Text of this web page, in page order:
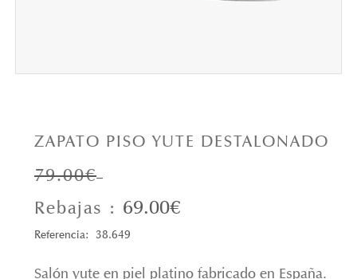
ZAPATO PISO YUTE DESTALONADO
79.00€
Rebajas : 69.00€
Referencia: 38.649
Salón yute en piel platino fabricado en España.